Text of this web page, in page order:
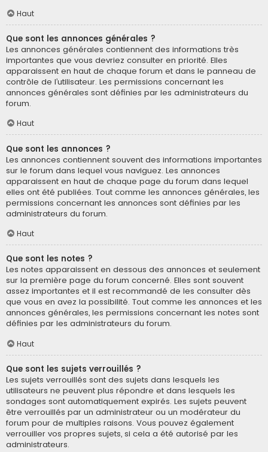
Haut
Que sont les annonces générales ?
Les annonces générales contiennent des informations très
importantes que vous devriez consulter en priorité. Elles
apparaissent en haut de chaque forum et dans le panneau de
contrôle de l’utilisateur. Les permissions concernant les
annonces générales sont définies par les administrateurs du
forum.
Haut
Que sont les annonces ?
Les annonces contiennent souvent des informations importantes
sur le forum dans lequel vous naviguez. Les annonces
apparaissent en haut de chaque page du forum dans lequel
elles ont été publiées. Tout comme les annonces générales, les
permissions concernant les annonces sont définies par les
administrateurs du forum.
Haut
Que sont les notes ?
Les notes apparaissent en dessous des annonces et seulement
sur la première page du forum concerné. Elles sont souvent
assez importantes et il est recommandé de les consulter dès
que vous en avez la possibilité. Tout comme les annonces et les
annonces générales, les permissions concernant les notes sont
définies par les administrateurs du forum.
Haut
Que sont les sujets verrouillés ?
Les sujets verrouillés sont des sujets dans lesquels les
utilisateurs ne peuvent plus répondre et dans lesquels les
sondages sont automatiquement expirés. Les sujets peuvent
être verrouillés par un administrateur ou un modérateur du
forum pour de multiples raisons. Vous pouvez également
verrouiller vos propres sujets, si cela a été autorisé par les
administrateurs.